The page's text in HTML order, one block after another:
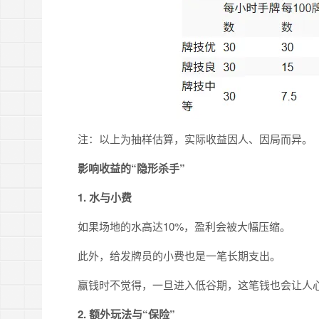
注：以上为抽样估算，实际收益因人、因局而异。
影响收益的“隐形杀手”
1.水与小费
如果场地的水高达10%，盈利会被大幅压缩。
此外，给发牌员的小费也是一笔长期支出。
赢钱时不觉得，一旦进入低谷期，这笔钱也会让人
2.额外玩法与“保险”